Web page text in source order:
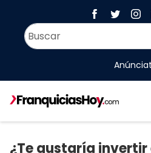
¿Te gustaría invertir